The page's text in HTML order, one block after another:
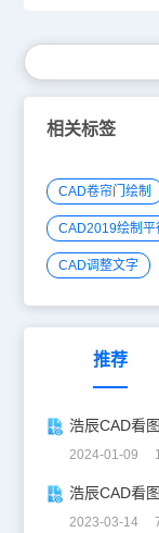
相关标签
CAD卷帘门绘制
CAD2019绘制平
CAD调整文字
推荐
2024-01-09
2023-03-14